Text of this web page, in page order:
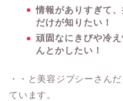
情報がありすぎて
だけが知りたい！
頑固なにきびや冷
んとかしたい！
・・と美容ジプシーさん
ています。